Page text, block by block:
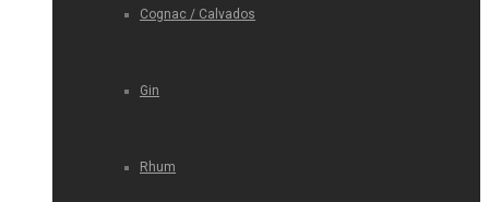
Cognac / Calvados
Gin
Rhum